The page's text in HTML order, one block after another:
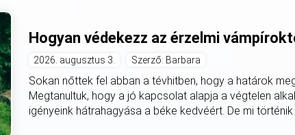
Hogyan védekezz az érzelmi
2026. augusztus 3. Szerző: Barbara
Sokan nőttek fel abban a tévhitben, hogy a határok
Megtanultuk, hogy a jó kapcsolat alapja a végtelen
igényeink hátrahagyása a béke kedvéért. De mi